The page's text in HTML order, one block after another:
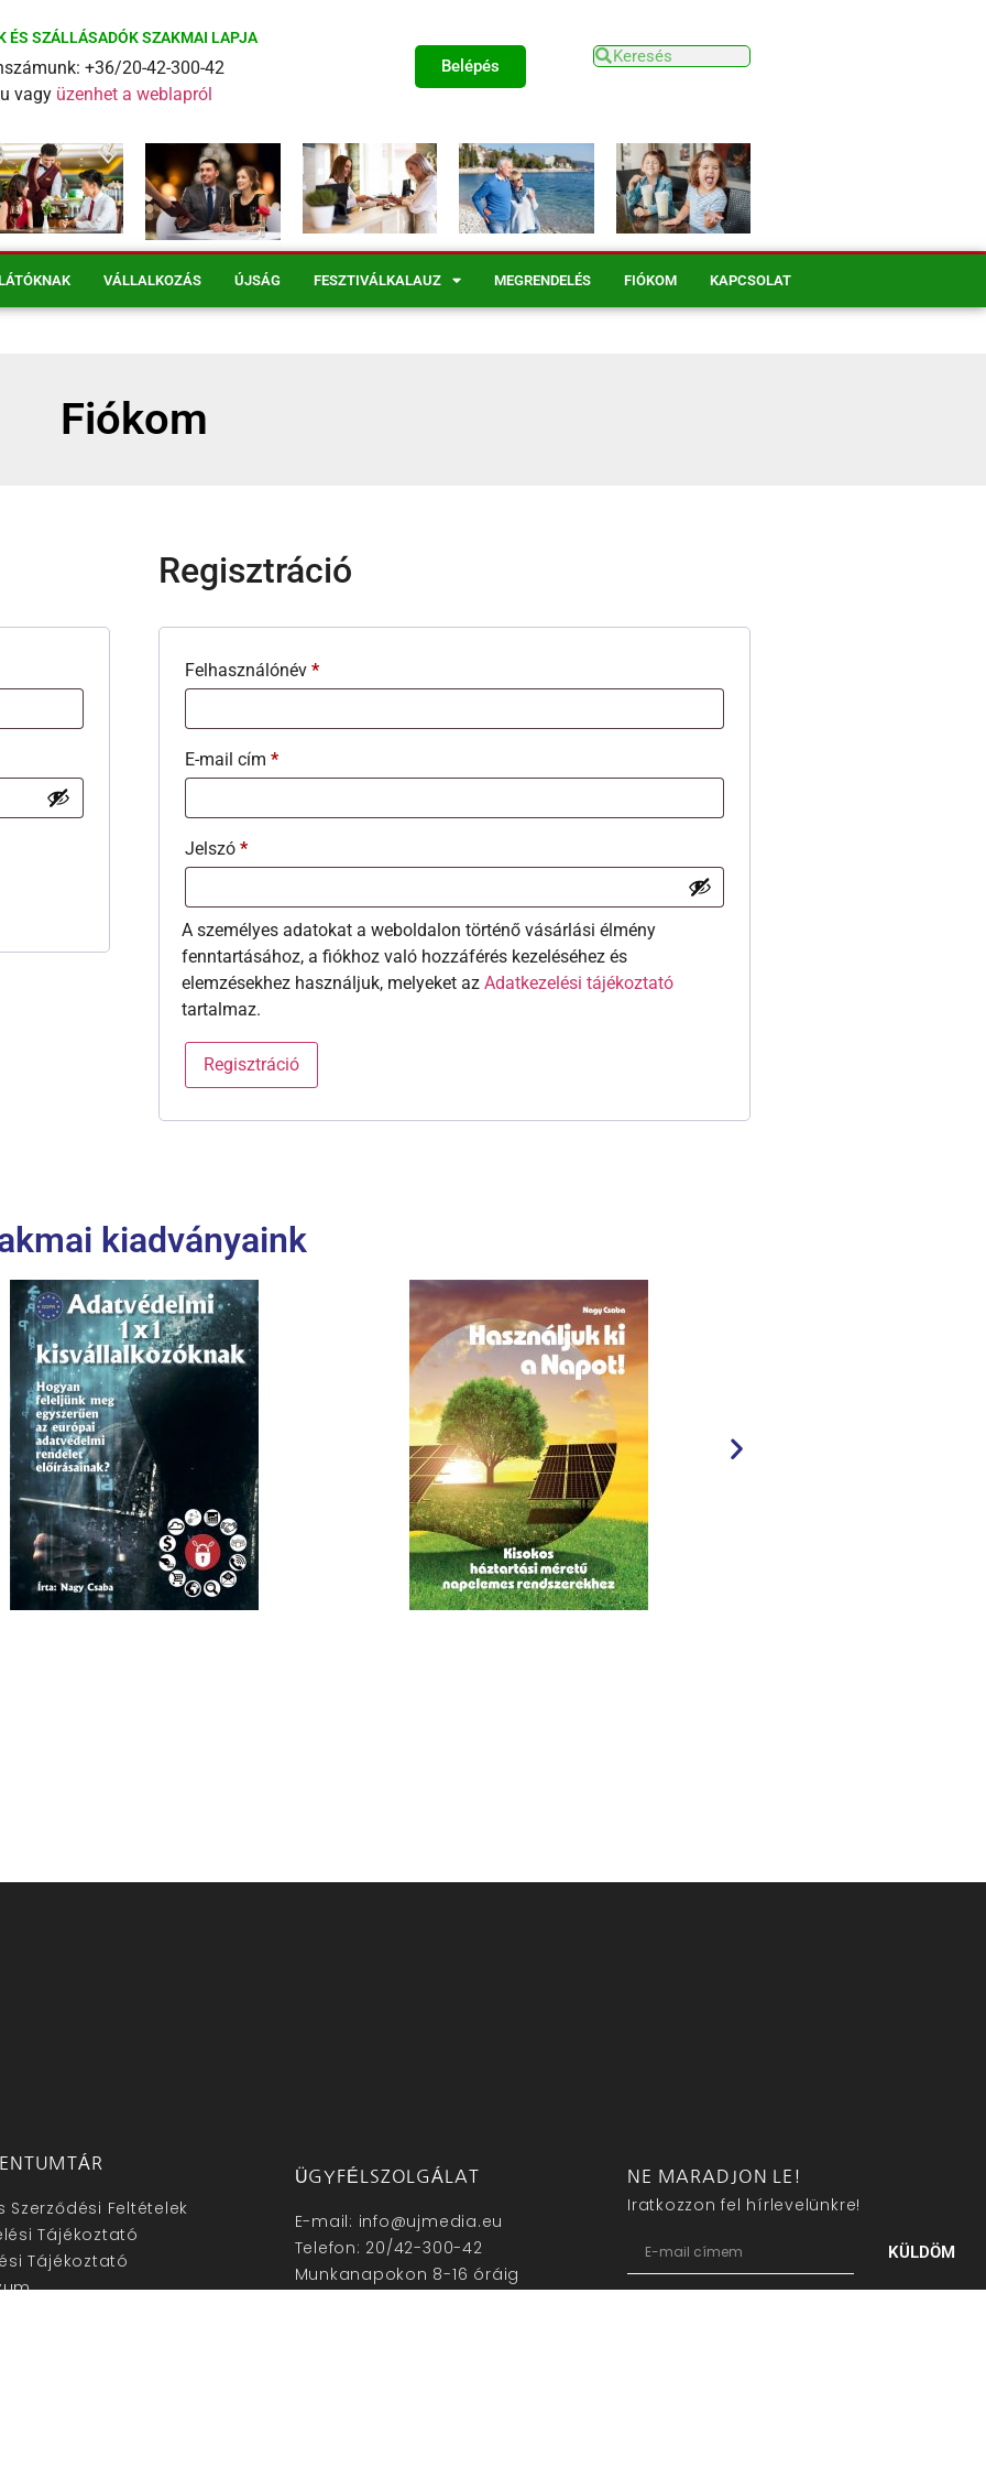
ÉS SZÁLLÁSADÓK SZAKMAI LAPJA
+36/20-42-300-42
vagy üzenhet a weblapról
Belépés
VÁLLALKOZÁS ÚJSÁG FESZTIVÁLKALAUZ MEGRENDELÉS FIÓKOM KAPCSOLAT
Fiókom
Regisztráció
Felhasználónév*
E-mail cím*
Jelszó*
A személyes adatokat a weboldalon történő vásárlási élmény
fenntartásához, a fiókhoz való hozzáférés kezeléséhez és
elemzésekhez használjuk, melyeket azAdatkezelési tájékoztató
tartalmaz.
Regisztráció
kiadványaink
Szerződési Feltételek
Tájékoztató
Tájékoztató
ÜGYFÉLSZOLGÁLAT
E-mail: info@ujmedia.eu
Telefon: 20/42-300-42
Munkanapokon 8-16 óráig
NE MARADJON LE!
Iratkozzon fel hírlevelünkre!
KÜLDÖM